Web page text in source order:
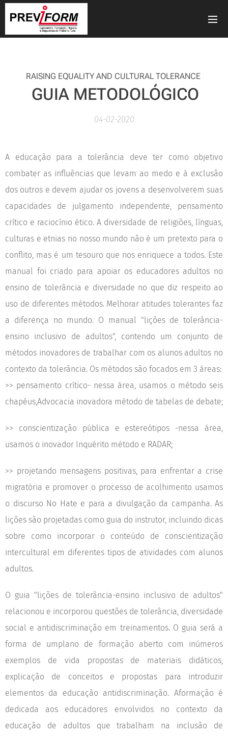
RAISING EQUALITY AND CULTURAL TOLERANCE
GUIA METODOLÓGICO
04-02-2020
A educação para a tolerância deve ter como objetivo
combater as influências que levam ao medo e à exclusão
dos outros e devem ajudar os jovens a desenvolverem suas
capacidades de julgamento independente, pensamento
crítico e raciocínio ético. A diversidade de religiões, línguas,
culturas e etnias no nosso mundo não é um pretexto para o
conflito, mas é um tesouro que nos enriquece a todos. Este
manual foi criado para apoiar os educadores adultos no
ensino de tolerância e diversidade no que diz respeito ao
uso de diferentes métodos. Melhorar atitudes tolerantes faz
a diferença no mundo. O manual "lições de tolerância-
ensino inclusivo de adultos", contendo um conjunto de
métodos inovadores de trabalhar com os alunos adultos no
contexto da tolerância. Os métodos são focados em 3 áreas:
>> pensamento crítico- nessa área, usamos o método seis
chapéus,Advocacia inovadora método de tabelas de debate;
>> conscientização pública e estereótipos -nessa área,
usamos o inovador Inquérito método e RADAR;
>> projetando mensagens positivas, para enfrentar a crise
migratória e promover o processo de acolhimento usamos
o discurso No Hate e para a divulgação da campanha. As
lições são projetadas como guia do instrutor, incluindo dicas
sobre como incorporar o conteúdo de conscientização
intercultural em diferentes tipos de atividades com alunos
adultos.
O guia "lições de tolerância-ensino inclusivo de adultos"
relacionou e incorporou questões de tolerância, diversidade
social e antidiscriminação em treinamentos. O guia será a
forma de umplano de formação aberto com inúmeros
exemplos de vida propostas de materiais didáticos,
explicação de conceitos e propostas para introduzir
elementos da educação antidiscriminação. Aformação é
dedicada aos educadores envolvidos no contexto da
educação de adultos que trabalham na inclusão de